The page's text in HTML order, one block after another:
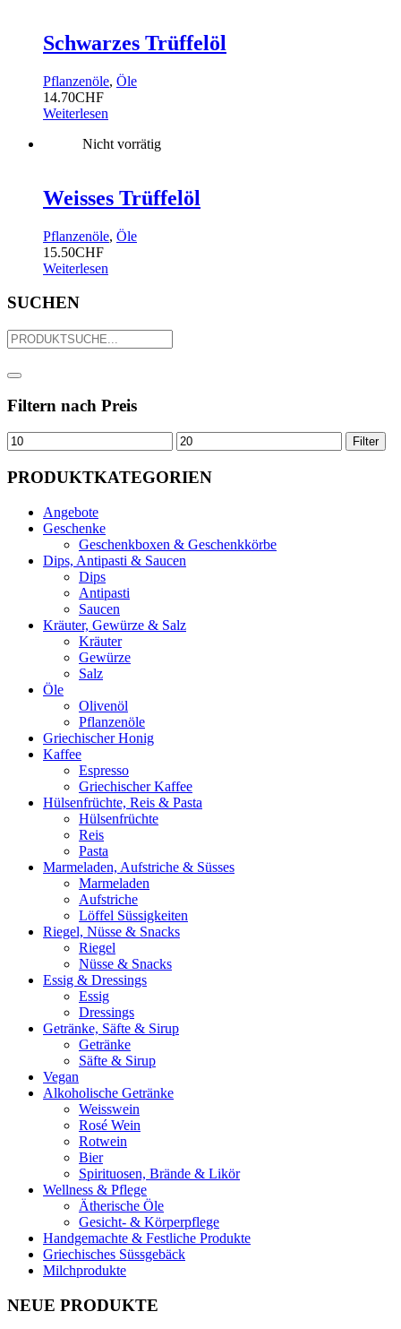
Schwarzes Trüffelöl
Pflanzenöle, Öle
14.70CHF
Weiterlesen
Nicht vorrätig
Weisses Trüffelöl
Pflanzenöle, Öle
15.50CHF
Weiterlesen
SUCHEN
Filtern nach Preis
Filter
PRODUKTKATEGORIEN
Angebote
Geschenke
Geschenkboxen & Geschenkkörbe
Dips, Antipasti & Saucen
Dips
Antipasti
Saucen
Kräuter, Gewürze & Salz
Kräuter
Gewürze
Salz
Öle
Olivenöl
Pflanzenöle
Griechischer Honig
Kaffee
Espresso
Griechischer Kaffee
Hülsenfrüchte, Reis & Pasta
Hülsenfrüchte
Reis
Pasta
Marmeladen, Aufstriche & Süsses
Marmeladen
Aufstriche
Löffel Süssigkeiten
Riegel, Nüsse & Snacks
Riegel
Nüsse & Snacks
Essig & Dressings
Essig
Dressings
Getränke, Säfte & Sirup
Getränke
Säfte & Sirup
Vegan
Alkoholische Getränke
Weisswein
Rosé Wein
Rotwein
Bier
Spirituosen, Brände & Likör
Wellness & Pflege
Ätherische Öle
Gesicht- & Körperpflege
Handgemachte & Festliche Produkte
Griechisches Süssgebäck
Milchprodukte
NEUE PRODUKTE